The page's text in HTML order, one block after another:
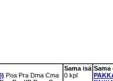
Poa Pra Dma Cma
Sama isä
0 kpl
Sama